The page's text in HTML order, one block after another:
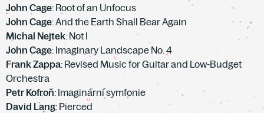
John Cage: Root of an Unfocus
John Cage: And the Earth Shall Bear Again
Michal Nejtek: Not I
John Cage: Imaginary Landscape No. 4
Frank Zappa: Revised Music for Guitar and Low-Budget
Orchestra
Petr Kofroň: Imaginární symfonie
David Lang: Pierced